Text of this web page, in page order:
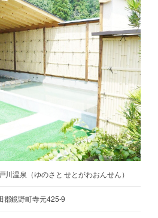
川温泉（ゆのさと せとがわおんせん）
郡鏡野町寺元425-9